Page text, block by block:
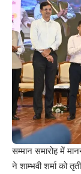
सम्मान समारोह में
ने शाम्भवी शर्मा को